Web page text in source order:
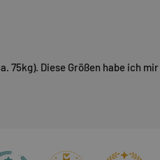
Diese Größen habe ich